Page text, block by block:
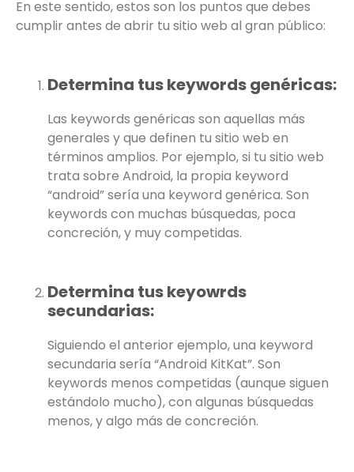
En este sentido, estos son los puntos que debes
cumplir antes de abrir tu sitio web al gran público:
Determina tus keywords genéricas:
Las keywords genéricas son aquellas más
generales y que definen tu sitio web en
términos amplios. Por ejemplo, si tu sitio web
trata sobre Android, la propia keyword
“android” sería una keyword genérica. Son
keywords con muchas búsquedas, poca
concreción, y muy competidas.
Determina tus keyowrds
secundarias:
Siguiendo el anterior ejemplo, una keyword
secundaria sería “Android KitKat”. Son
keywords menos competidas (aunque siguen
estándolo mucho), con algunas búsquedas
menos, y algo más de concreción.